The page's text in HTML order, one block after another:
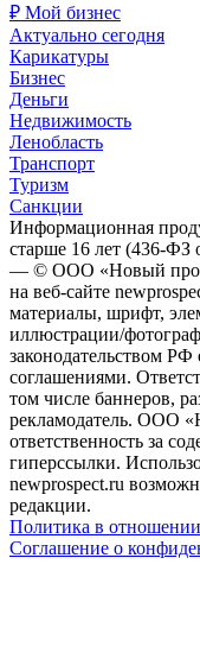
₽ Мой бизнес
Актуально сегодня
Карикатуры
Бизнес
Деньги
Недвижимость
Ленобласть
Транспорт
Туризм
Санкции
Информационная
старше 16 лет (436-ФЗ
— © ООО «Новый
на веб-сайте
материалы, шрифт,
иллюстрации/
законодательством
соглашениями.
том числе баннеров,
рекламодатель. ООО
ответственность за
гиперссылки.
newprospect.ru
редакции.
Политика в
Соглашение о